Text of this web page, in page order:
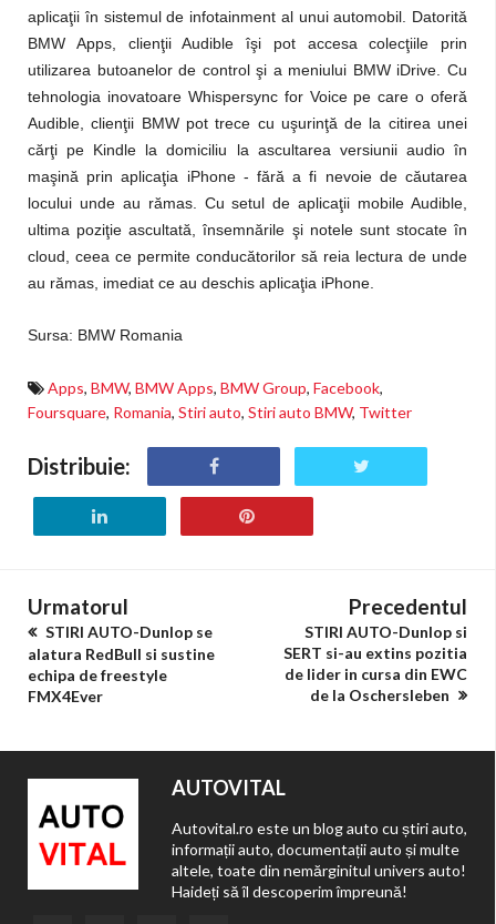
aplicaţii în sistemul de infotainment al unui automobil. Datorită
BMW Apps, clienţii Audible îşi pot accesa colecţiile prin
utilizarea butoanelor de control şi a meniului BMW iDrive. Cu
tehnologia inovatoare Whispersync for Voice pe care o oferă
Audible, clienţii BMW pot trece cu uşurinţă de la citirea unei
cărţi pe Kindle la domiciliu la ascultarea versiunii audio în
maşină prin aplicaţia iPhone - fără a fi nevoie de căutarea
locului unde au rămas. Cu setul de aplicaţii mobile Audible,
ultima poziţie ascultată, însemnările şi notele sunt stocate în
cloud, ceea ce permite conducătorilor să reia lectura de unde
au rămas, imediat ce au deschis aplicaţia iPhone.
Sursa: BMW Romania
Apps, BMW, BMW Apps, BMW Group, Facebook,
Foursquare, Romania, Stiri auto, Stiri auto BMW, Twitter
Distribuie:
Urmatorul
STIRI AUTO-Dunlop se
alatura RedBull si sustine
echipa de freestyle
FMX4Ever
Precedentul
STIRI AUTO-Dunlop si
SERT si-au extins pozitia
de lider in cursa din EWC
de la Oschersleben
AUTOVITAL
Autovital.ro este un blog auto cu știri auto,
informații auto, documentații auto și multe
altele, toate din nemărginitul univers auto!
Haideți să îl descoperim împreună!